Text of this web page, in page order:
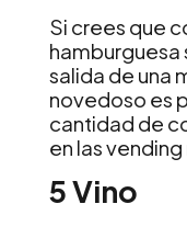
Si crees que
salida de una
novedoso es
cantidad de
en las
5 Vino